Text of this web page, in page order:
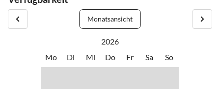
Surfen
• Volleyball
• Wassersport • Windsurfen
entfernt. Vom Hafen fahren täglich Boote zur Insel Las Palmas
In der Nähe sind Restaurants, Geschäfte, die Promenade, es gibt
Minuten zu Fuß. Nur 15 Minuten zu Fuß haben Padel Spuren. Der
Golfplatz von Jandía hat 18 Löcher.
Monatsansicht
2026
Mo
Di Mi Do Fr Sa So